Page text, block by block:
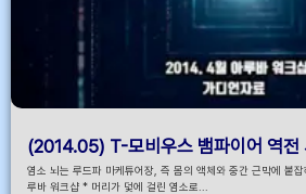
(2014.05) T-모비우스 뱀파이어 역전
염소 뇌는 루드파 마케튜어장, 즉 몸의 액체와 중간 근막에 붙
루바 워크샵 * 머리가 덫에 걸린 염소로...